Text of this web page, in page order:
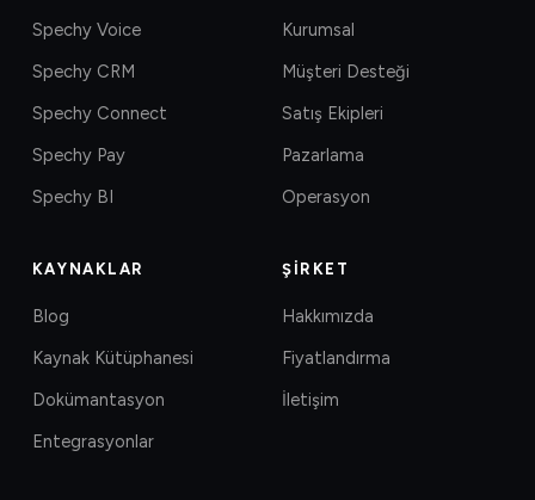
Spechy Voice
Spechy CRM
Spechy Connect
Spechy Pay
Spechy BI
Kurumsal
Müşteri Desteği
Satış Ekipleri
Pazarlama
Operasyon
KAYNAKLAR
Blog
Kaynak Kütüphanesi
Dokümantasyon
Entegrasyonlar
ŞIRKET
Hakkımızda
Fiyatlandırma
İletişim